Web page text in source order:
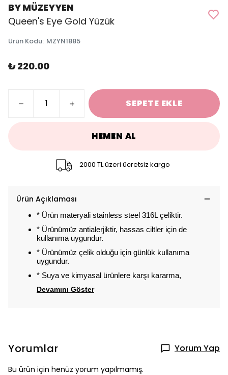
BY MÜZEYYEN
Queen's Eye Gold Yüzük
Ürün Kodu: MZYN1885
₺ 220.00
SEPETE EKLE
HEMEN AL
2000 TL üzeri ücretsiz kargo
Ürün Açıklaması
* Ürün materyali stainless steel 316L çeliktir.
* Ürünümüz antialerjiktir, hassas ciltler için de
kullanıma uygundur.
* Ürünümüz çelik olduğu için günlük kullanıma
uygundur.
* Suya ve kimyasal ürünlere karşı kararma,
Devamını Göster
Yorumlar Yorum Yap
Bu ürün için henüz yorum yapılmamış.